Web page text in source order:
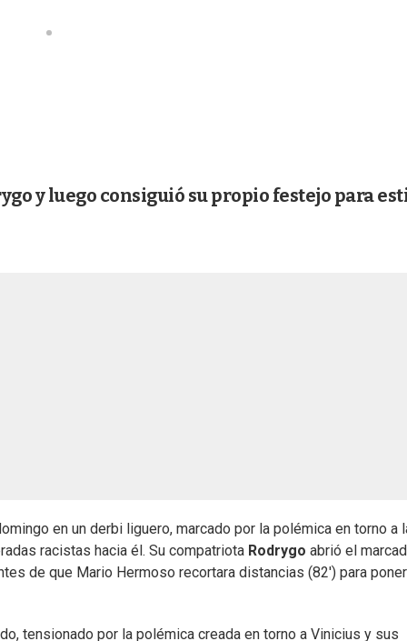
y luego consiguió su propio festejo para
en un derbi liguero, marcado por la polémica en torno a
racistas hacia él. Su compatriota Rodrygo abrió el
de que Mario Hermoso recortara distancias (82') para
tensionado por la polémica creada en torno a Vinicius y sus